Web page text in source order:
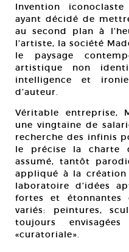
Invention
ayant décidé de
au second plan à
l’artiste, la société
le paysage
artistique non
intelligence et
d’auteur.
Véritable entreprise,
une vingtaine de
recherche des infinis
le précise la charte
assumé, tantôt
appliqué à la création
laboratoire d’idées
fortes et étonnantes
variés: peintures,
toujours
«curatoriale».